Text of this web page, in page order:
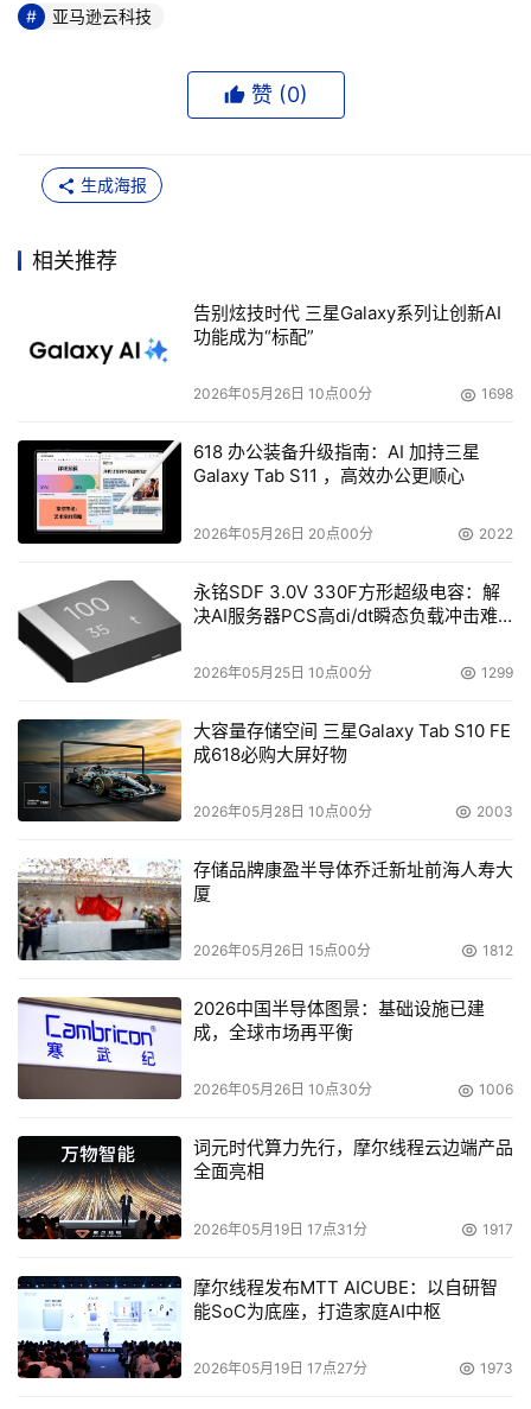
全新注册中心以结构化记录的形式存储所有Agent、工具、
源的元数据。它不仅记录了发布者信息、协议实现、接口定
义，还详细标注了调用方式。注册中心原生支持MCP和
架构。用户可通过两种方式注册记录：既可以通过控制台、
有权、合规状态及使用文档；也可以指向现有的MCP或
册中心即可完整呈现企业的所有Agent版图，而不局限于在
亚马逊云科技上运行的资产。
用户可通过Amazon Bedrock AgentCore控制台、API或以
MCP服务器的形式访问注册中心。任何兼容MCP的客户端
均可直接进行查询。对于使用自定义身份提供商的企业，通
过OAuth进行访问授权意味着开发团队无需依赖IAM凭证即
可自主构建专属的发现UI界面。
在缺乏集中化注册中心的情况下，开发者往往会寻找外部第
三方工具，或是重复开发相邻团队已完成的功能。这导致企
业无法获知资产的开发现状、归属方以及是否通过合规认
了这一问题：该机制结合了关键词匹配与语义理解——所有
查询均支持关键词匹配；而对于较长的自然语言提问，系统
则通过语义理解呈现具有概念相关性的结果。例如，搜索
“支付处理”时，系统会自动关联并呈现标记为“账单”或“发
票”的工具，即使其命名方式不同。发现现有资产因此变成
了开发流程中最高效的路径：团队在构建新功能前，可通过
名称、描述及资源类型检索现有资产。开发者在进行开发前
会先检索注册中心：如果已有经过验证的功能，直接复用；
如果尚不存在，则构建新功能、完成注册，并将其贡献给整
个组织。通过这种方式，可以实时掌握企业内部的资产全
貌。
样一家以AI为核心的资产与收入管理平台而言，我们在销
售、财务、产品和开发团队中部署了50个Agent。Amazon
Agent Registry为我们的首席架构师们提供了一个统一视
具及Skill。这种集中化管理方式使各团队能够发现并复用现
有资产，无需从零开始构建。标准化的元数据确保了每个
Agent和工具都包含明确一致的所有权与功能描述，从而使
整个Agent生态实现端到端的可见性与问责制。”
亚马逊云科技
赞 (0)
生成海报
相关推荐
告别炫技时代 三星Galaxy系列让创新AI
功能成为“标配”
2026年05月26日 10点00分 1698
618 办公装备升级指南：AI 加持三星
Galaxy Tab S11 ，高效办公更顺心
2026年05月26日 20点00分 2022
永铭SDF 3.0V 330F方形超级电容：解
决AI服务器PCS高di/dt瞬态负载冲击难
2026年05月25日 10点00分 1299
大容量存储空间 三星Galaxy Tab S10 FE
成618必购大屏好物
2026年05月28日 10点00分 2003
存储品牌康盈半导体乔迁新址前海人寿大
厦
2026年05月26日 15点00分 1812
2026中国半导体图景：基础设施已建
成，全球市场再平衡
2026年05月26日 10点30分 1006
词元时代算力先行，摩尔线程云边端产品
全面亮相
2026年05月19日 17点31分 1917
摩尔线程发布MTT AICUBE：以自研智
能SoC为底座，打造家庭AI中枢
2026年05月19日 17点27分 1973